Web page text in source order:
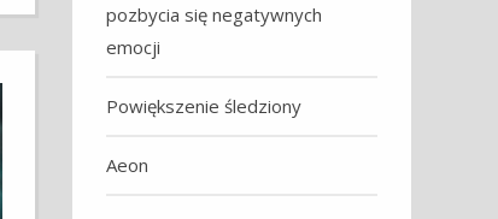
pozbycia się negatywnych
emocji
Powiększenie śledziony
Aeon